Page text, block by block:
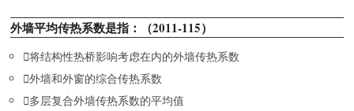
外墙平均传热系数是指：（2011-115）
将结构性热桥影响考虑在内的外墙传热系数
外墙和外窗的综合传热系数
多层复合外墙传热系数的平均值